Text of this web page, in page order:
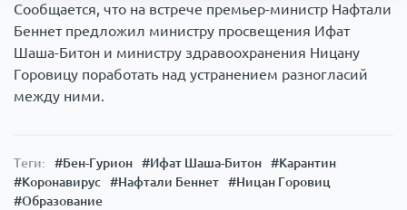
Сообщается, что на встрече премьер-министр Нафтали
Беннет предложил министру просвещения Ифат
Шаша-Битон и министру здравоохранения Ницану
Горовицу поработать над устранением разногласий
между ними.
Теги: #Бен-Гурион #Ифат Шаша-Битон
#Карантин
#Коронавирус
#Нафтали Беннет
#Ницан Горовиц
#Образование